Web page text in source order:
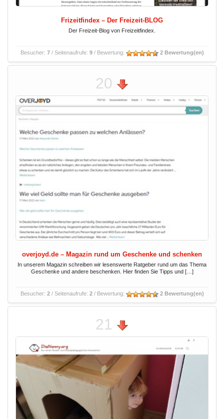
Frizeitfindex – Der Freizeit-BLOG
Der Freizeit-Blog von Freizeitfindex.
Besucher: 7/ Seitenaufrufe: 9/ Bewertung: 2 Bewertung(en)
20
overjoyd.de – Magazin rund um Geschenke und schenken
In unserem Magazin schreiben wir lesenswerte Ratgeber rund um das Thema
Geschenke und andere beschenken. Hier finden Sie Tipps und […]
Besucher: 2/ Seitenaufrufe: 2/ Bewertung: 2 Bewertung(en)
21